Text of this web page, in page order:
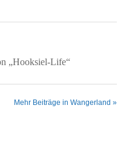
„Hooksiel-Life“
Mehr Beiträge in Wangerland »